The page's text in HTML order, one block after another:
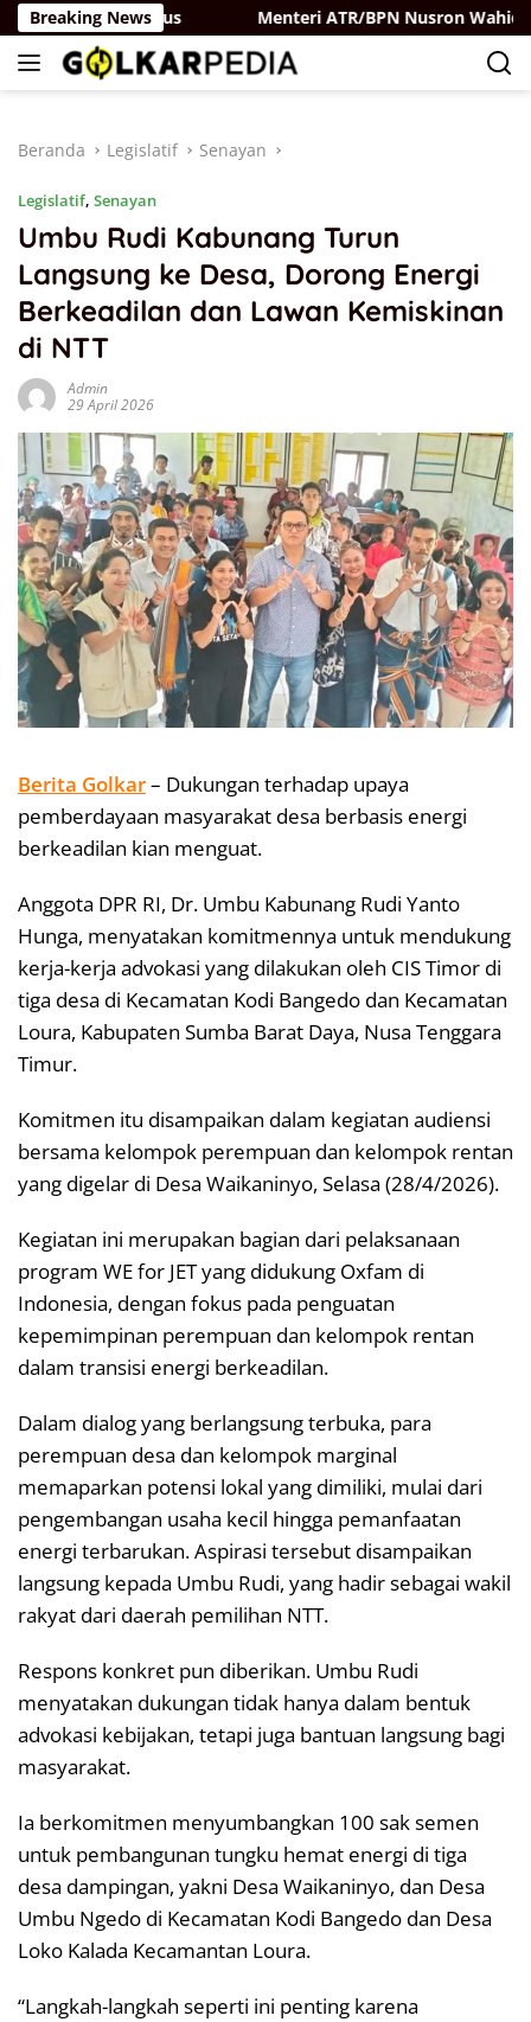
Langsung
ke
konten
Breaking News
Belaya Rus Menteri ATR/BPN Nusron Wahid
Beranda Legislatif Senayan
Legislatif, Senayan
Umbu Rudi Kabunang Turun
Langsung ke Desa, Dorong Energi
Berkeadilan dan Lawan Kemiskinan
di NTT
Admin
29 April 2026
Berita Golkar– Dukungan terhadap upaya
pemberdayaan masyarakat desa berbasis energi
berkeadilan kian menguat.
Anggota DPR RI, Dr. Umbu Kabunang Rudi Yanto
Hunga, menyatakan komitmennya untuk mendukung
kerja-kerja advokasi yang dilakukan oleh CIS Timor di
tiga desa di Kecamatan Kodi Bangedo dan Kecamatan
Loura, Kabupaten Sumba Barat Daya, Nusa Tenggara
Timur.
Komitmen itu disampaikan dalam kegiatan audiensi
bersama kelompok perempuan dan kelompok rentan
yang digelar di Desa Waikaninyo, Selasa (28/4/2026).
Kegiatan ini merupakan bagian dari pelaksanaan
program WE for JET yang didukung Oxfam di
Indonesia, dengan fokus pada penguatan
kepemimpinan perempuan dan kelompok rentan
dalam transisi energi berkeadilan.
Dalam dialog yang berlangsung terbuka, para
perempuan desa dan kelompok marginal
memaparkan potensi lokal yang dimiliki, mulai dari
pengembangan usaha kecil hingga pemanfaatan
energi terbarukan. Aspirasi tersebut disampaikan
langsung kepada Umbu Rudi, yang hadir sebagai wakil
rakyat dari daerah pemilihan NTT.
Respons konkret pun diberikan. Umbu Rudi
menyatakan dukungan tidak hanya dalam bentuk
advokasi kebijakan, tetapi juga bantuan langsung bagi
masyarakat.
Ia berkomitmen menyumbangkan 100 sak semen
untuk pembangunan tungku hemat energi di tiga
desa dampingan, yakni Desa Waikaninyo, dan Desa
Umbu Ngedo di Kecamatan Kodi Bangedo dan Desa
Loko Kalada Kecamantan Loura.
“Langkah-langkah seperti ini penting karena